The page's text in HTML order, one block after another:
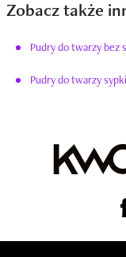
Zobacz także
Pudry do twarzy bez
Pudry do twarzy